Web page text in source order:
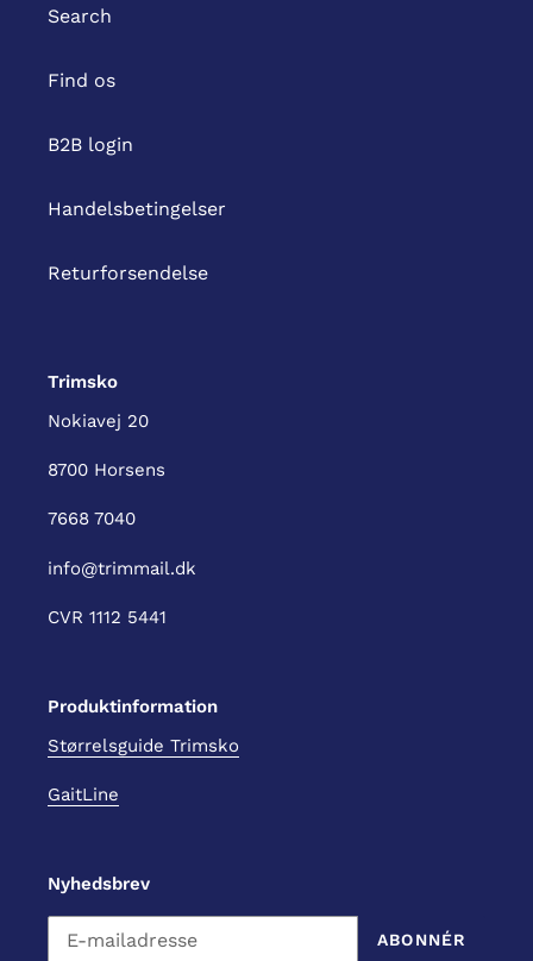
Search
Find os
B2B login
Handelsbetingelser
Returforsendelse
Trimsko
Nokiavej 20
8700 Horsens
7668 7040
info@trimmail.dk
CVR 1112 5441
Produktinformation
Størrelsguide Trimsko
GaitLine
Nyhedsbrev
ABONNÉR